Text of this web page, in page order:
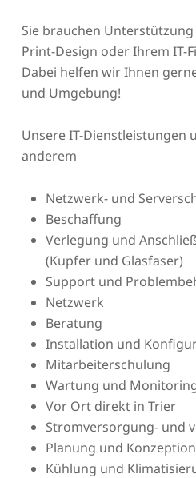
Sie brauchen
Print-Design oder Ihrem IT-
Dabei helfen wir Ihnen
und Umgebung!
Unsere IT-Dienstleistungen
anderem
Netzwerk- und
Beschaffung
Verlegung und
(Kupfer und Glasfaser)
Support und
Netzwerk
Beratung
Installation und
Mitarbeiterschulung
Wartung und
Vor Ort direkt in Trier
Stromversorgung- und
Planung und
Kühlung und